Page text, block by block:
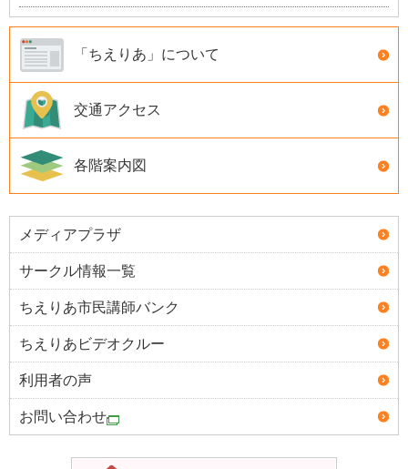
「ちえりあ」について
交通アクセス
各階案内図
メディアプラザ
サークル情報一覧
ちえりあ市民講師バンク
ちえりあビデオクルー
利用者の声
お問い合わせ